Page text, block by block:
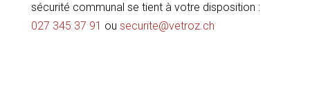
sécurité communal se tient à votre disposition :
027 345 37 91 ou securite@vetroz.ch